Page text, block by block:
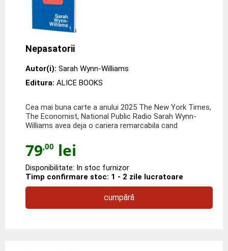
Nepasatorii
Autor(i): Sarah Wynn-Williams
Editura: ALICE BOOKS
Cea mai buna carte a anului 2025 The New York Times,
The Economist, National Public Radio Sarah Wynn-
Williams avea deja o cariera remarcabila cand
79,00 lei
Disponibilitate: In stoc furnizor
Timp confirmare stoc: 1 - 2 zile lucratoare
cumpără